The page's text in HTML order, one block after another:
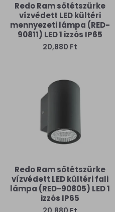
Redo Ram sötétszürke
vízvédett LED kültéri
mennyezeti lámpa (RED-
90811) LED 1 izzós IP65
20,880 Ft
Redo Ram sötétszürke
vízvédett LED kültéri fali
lámpa (RED-90805) LED 1
izzós IP65